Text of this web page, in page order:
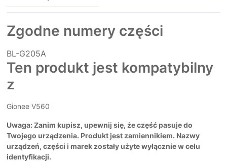
Zgodne numery części
BL-G205A
Ten produkt jest kompatybilny
z
Gionee V560
Uwaga: Zanim kupisz, upewnij się, że część pasuje do
Twojego urządzenia. Produkt jest zamiennikiem. Nazwy
urządzeń, części i marek zostały użyte wyłącznie w celu
identyfikacji.